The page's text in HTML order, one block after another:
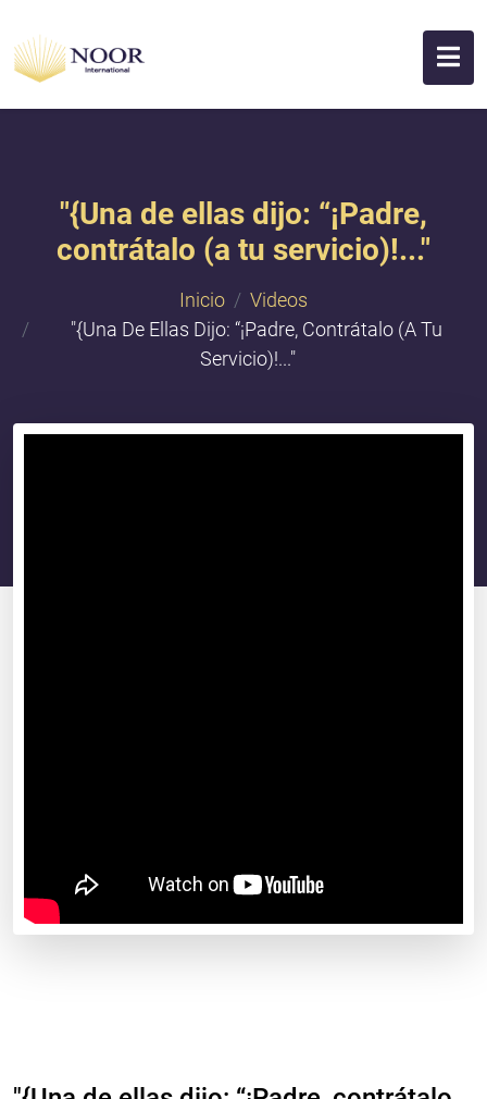
"​{Una de ellas dijo: “¡Padre,
contrátalo (a tu servicio)!..."
Inicio
Videos
"​{Una De Ellas Dijo: “¡Padre, Contrátalo (a Tu
Servicio)!..."